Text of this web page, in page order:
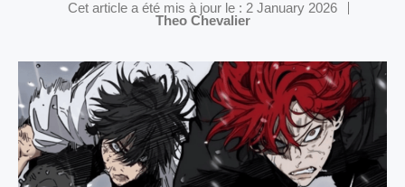
Cet article a été mis à jour le : 2 January 2026
Theo Chevalier